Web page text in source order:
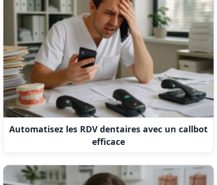
Automatisez les RDV dentaires avec un callbot
efficace